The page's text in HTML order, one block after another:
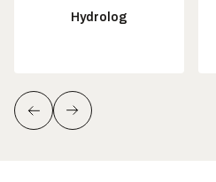
Hydrolog